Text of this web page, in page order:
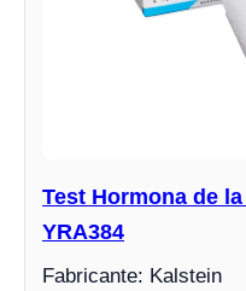
Test Hormona de
YRA384
Fabricante: Kalstein